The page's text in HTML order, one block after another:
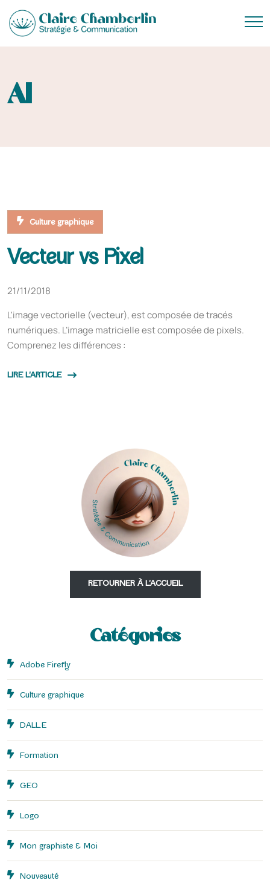
AI
Culture graphique
Vecteur vs Pixel
21/11/2018
L'image vectorielle (vecteur), est composée de tracés
numériques. L’image matricielle est composée de pixels.
Comprenez les différences :
LIRE L'ARTICLE
RETOURNER À L'ACCUEIL
Catégories
Adobe Firefly
Culture graphique
DALL.E
Formation
GEO
Logo
Mon graphiste & Moi
Nouveauté